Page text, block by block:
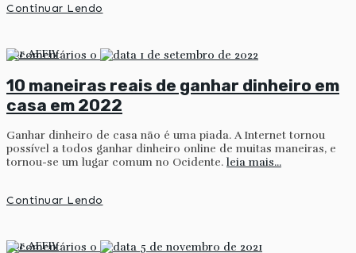
Continuar Lendo
por AFFIV 0 1 de setembro de 2022
10 maneiras reais de ganhar dinheiro em
casa em 2022
Ganhar dinheiro de casa não é uma piada. A Internet tornou
possível a todos ganhar dinheiro online de muitas maneiras, e
tornou-se um lugar comum no Ocidente. leia mais...
Continuar Lendo
por AFFIV 0 5 de novembro de 2021